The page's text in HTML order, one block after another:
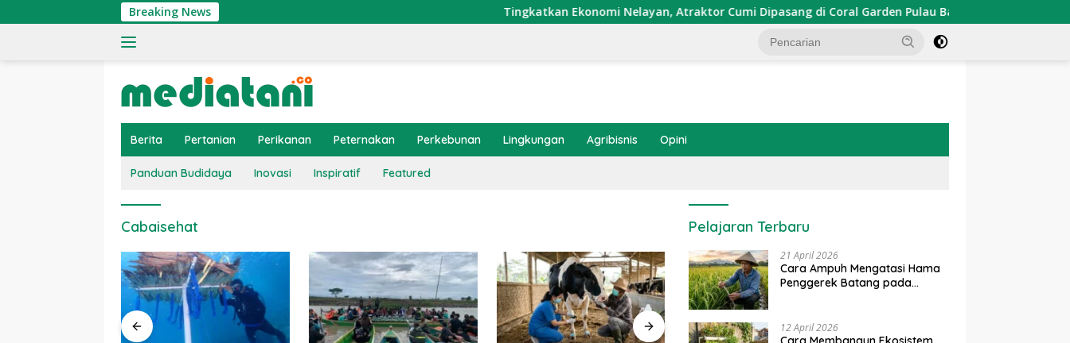
ke
Breaking News Tingkatkan Ekonomi Nelayan, Atraktor Cumi Dipasang di Coral Garden Pulau Barrang Caddi
Berita Pertanian Perikanan Peternakan Perkebunan Lingkungan Agribisnis Opini
Panduan Budidaya Inovasi Inspiratif Featured
Cabaisehat Pelajaran Terbaru
21 April 2026
Cara Ampuh Mengatasi Hama
Penggerek Batang pada
12 April 2026